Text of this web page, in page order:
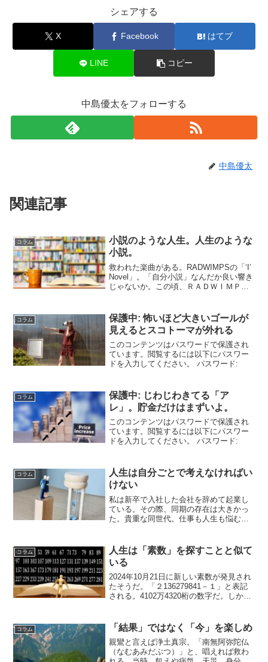
シェアする
X Facebook はてブ
LINE コピー
中島優太をフォローする
中島優太
関連記事
コラム
小説のような人生。人生のような
小説。
救われた楽曲がある。RADWIMPSの「‘I’
Novel」。「自分小説」なんだか良い響き
じゃないか。この頃、ＲＡＤＷＩＭＰＳ
世」を発表。紅白にも出場。まさに、ス
テップア...
コラム
保護中: 怖いほど大きいゴールが
見えるとスコトーマが外れる
このコンテンツはパスワードで保護され
ています。閲覧するには以下にパスワー
ドを入力してください。 パスワード:
コラム
保護中: じわじわきてる「ア
レ」。貯金だけはまずいよ。
このコンテンツはパスワードで保護され
ています。閲覧するには以下にパスワー
ドを入力してください。 パスワード:
コラム
人生は自分ごとで考えなければい
けない
私は新卒で入社した会社を辞めて起業し
ている。その際、同期の存在は大きかっ
た。貴重な同世代。仕事も人生も悩むポ
かった。その同期の1人が亡くなったと知
らせを受けた。もう2度...
コラム
人生は「素数」を探すことと似て
いる
2024年10月21日に新しい素数が発見され
たそうだ。「２136279841－１」と表記
される。4102万4320桁の数字だ。しかも
その数でしか割れない数字。例えば、
７...
コラム 「結果」ではなく「今」を楽しめ
親鸞と言えば浄土真宗。「南無阿弥陀仏
（なむあみだぶつ）」と、唱えれば救わ